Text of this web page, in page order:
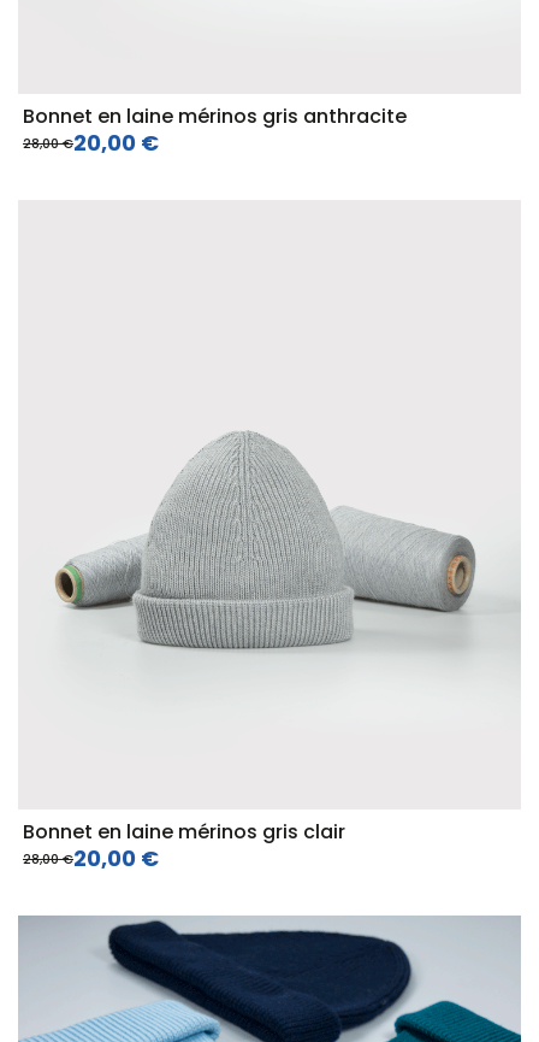
Bonnet en laine mérinos gris anthracite
28,00 €20,00 €
Bonnet en laine mérinos gris clair
28,00 €20,00 €